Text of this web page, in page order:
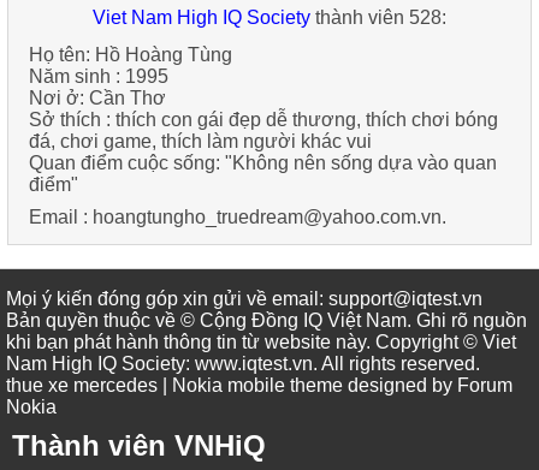
Viet Nam High IQ Societythành viên 528:
Họ tên: Hồ Hoàng Tùng
Năm sinh : 1995
Nơi ở: Cần Thơ
Sở thích : thích con gái đẹp dễ thương, thích chơi bóng
đá, chơi game, thích làm người khác vui
Quan điểm cuộc sống: "Không nên sống dựa vào quan
điểm"
Email : hoangtungho_truedream@yahoo.com.vn.
Mọi ý kiến đóng góp xin gửi về email: support@iqtest.vn
Bản quyền thuộc về © Cộng Đồng IQ Việt Nam. Ghi rõ nguồn
khi bạn phát hành thông tin từ website này. Copyright © Viet
Nam High IQ Society: www.iqtest.vn. All rights reserved.
thue xe mercedes | Nokia mobile theme designed by Forum
Nokia
Thành viên VNHiQ